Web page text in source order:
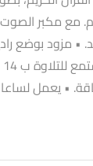
مع مكبر
مزود بوضع
• يعمل